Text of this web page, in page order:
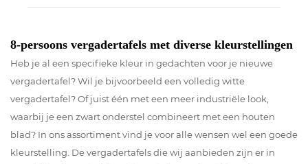
8-persoons vergadertafels met diverse kleurstellingen
Heb je al een specifieke kleur in gedachten voor je nieuwe
vergadertafel? Wil je bijvoorbeeld een volledig witte
vergadertafel? Of juist één met een meer industriële look,
waarbij je een zwart onderstel combineert met een houten
blad? In ons assortiment vind je voor alle wensen wel een goede
kleurstelling. De vergadertafels die wij aanbieden zijn er in